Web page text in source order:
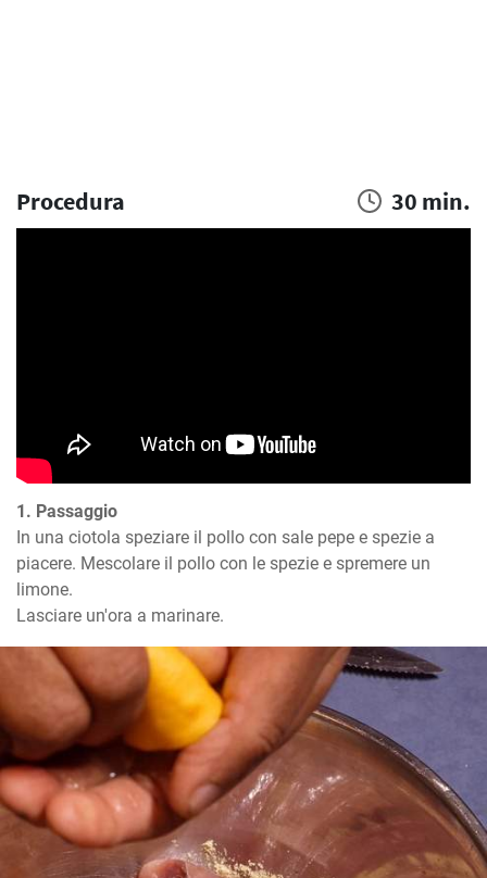
Procedura 30 min.
1. Passaggio
In una ciotola speziare il pollo con sale pepe e spezie a
piacere. Mescolare il pollo con le spezie e spremere un
limone.
Lasciare un'ora a marinare.